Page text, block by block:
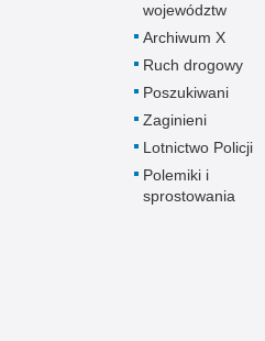
województw
Archiwum X
Ruch drogowy
Poszukiwani
Zaginieni
Lotnictwo Policji
Polemiki i
sprostowania